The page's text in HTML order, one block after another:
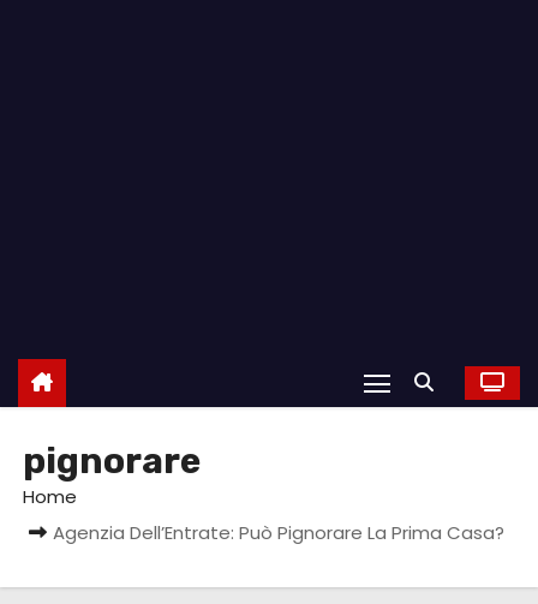
pignorare
Home
Agenzia Dell’Entrate: Può Pignorare La Prima Casa?